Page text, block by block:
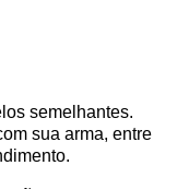
semelhantes.
sua arma, entre